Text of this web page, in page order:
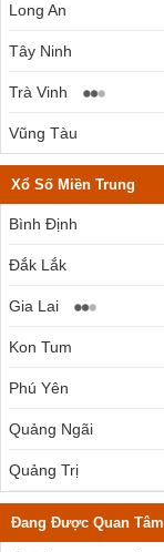
Long An
Tây Ninh
Trà Vinh
Vũng Tàu
Xổ Số Miền Trung
Bình Định
Đắk Lắk
Gia Lai
Kon Tum
Phú Yên
Quảng Ngãi
Quảng Trị
Đang Được Quan Tâm